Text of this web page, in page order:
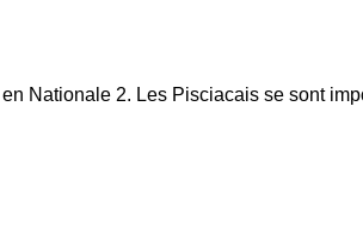
Nationale 2. Les Pisciacais se sont